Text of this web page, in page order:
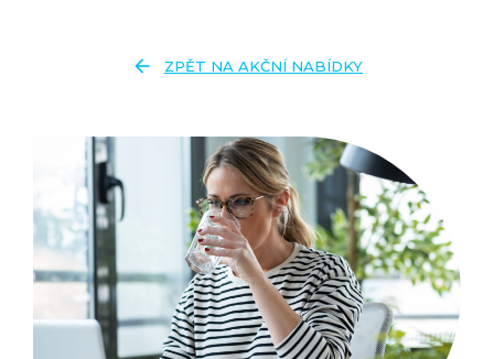
arrow_back ZPĚT NA AKČNÍ NABÍDKY